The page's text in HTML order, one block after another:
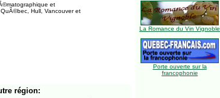
et
Hull, Vancouver et
La Romance du Vin Vignoble
Porte ouverte sur la
francophonie
région: